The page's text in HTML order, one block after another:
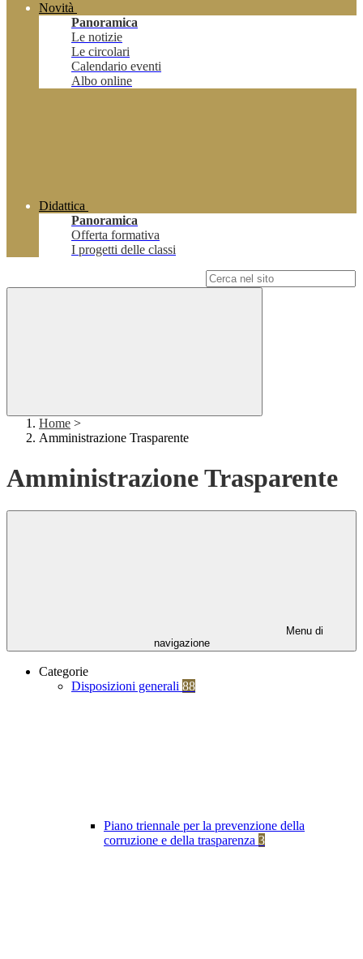
Novità
Panoramica
Le notizie
Le circolari
Calendario eventi
Albo online
Didattica
Panoramica
Offerta formativa
I progetti delle classi
Home >
Amministrazione Trasparente
Amministrazione Trasparente
Menu di
navigazione
Categorie
Disposizioni generali 88
Piano triennale per la prevenzione della
corruzione e della trasparenza 3